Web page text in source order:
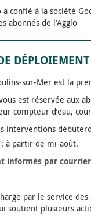
a confié à la société
abonnés de l’Agglo
DÉPLOIEMENT
sur-Mer est la
est réservée aux
compteur d’eau,
interventions
: à partir de mi-août.
informés par
par le service des
soutient plusieurs